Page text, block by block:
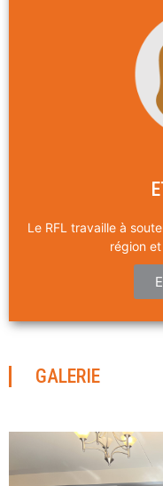
Le RFL travaille à
région
GALERIE